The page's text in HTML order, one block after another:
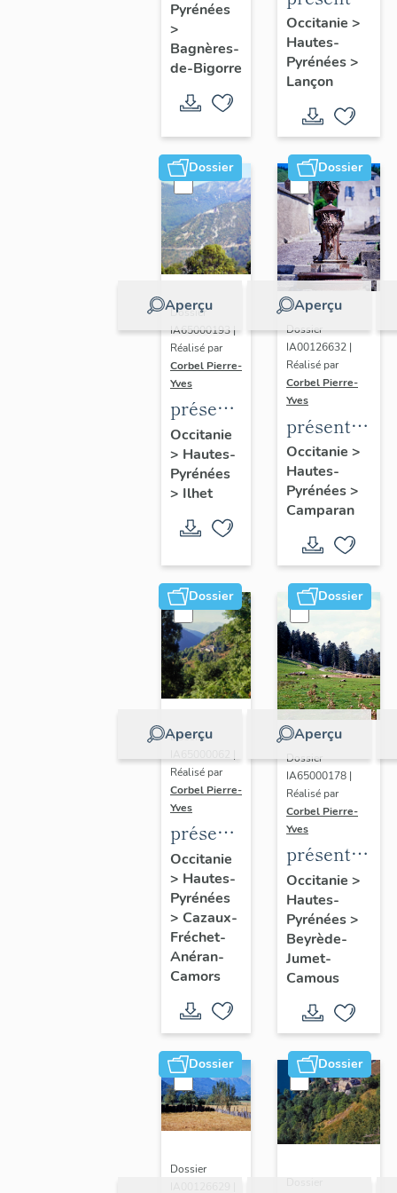
de
Bagnères-
de-
Bigorre
Pyrénées
>
Bagnères-
de-Bigorre
de la
commune
Occitanie >
Hautes-
Pyrénées>
Lançon
Dossier
Aperçu
Dossier
IA65000193 |
Réalisé par
Corbel Pierre-
Yves
présentation
de la
commune
Occitanie
> Hautes-
Pyrénées
> Ilhet
Dossier
Aperçu
Dossier
IA00126632 |
Réalisé par
Corbel Pierre-
Yves
présentation
de la
commune
Occitanie >
Hautes-
Pyrénées>
Camparan
Dossier
Aperçu
Dossier
Réalisé par
Corbel Pierre-
Yves
présentation
de la
commune
Occitanie
> Hautes-
Pyrénées
> Cazaux-
Fréchet-
Anéran-
Camors
Dossier
Aperçu
Dossier
IA65000178 |
Réalisé par
Corbel Pierre-
Yves
présentation
de la
commune
Occitanie >
Hautes-
Pyrénées>
Beyrède-
Jumet-
Camous
Dossier
Dossier
Dossier